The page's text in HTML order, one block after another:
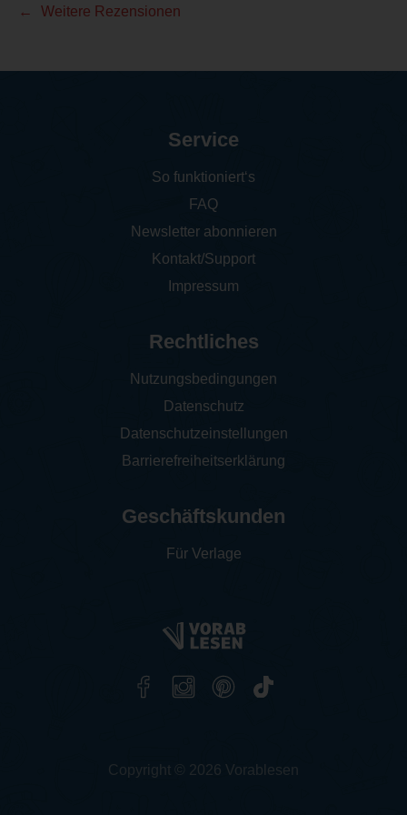
Weitere Rezensionen
Service
So funktioniert‘s
FAQ
Newsletter abonnieren
Kontakt/Support
Impressum
Rechtliches
Nutzungsbedingungen
Datenschutz
Datenschutzeinstellungen
Barrierefreiheitserklärung
Geschäftskunden
Für Verlage
Copyright © 2026 Vorablesen